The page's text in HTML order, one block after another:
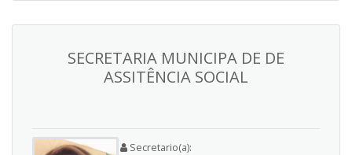
SECRETARIA MUNICIPA DE DE
ASSITÊNCIA SOCIAL
Secretario(a):